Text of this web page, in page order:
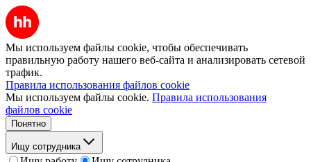
Мы используем файлы cookie, чтобы обеспечивать
правильную работу нашего веб-сайта и анализировать сетевой
трафик.
Правила использования файлов cookie
Мы используем файлы cookie. Правила использования
файлов cookie
Понятно
Ищу сотрудника